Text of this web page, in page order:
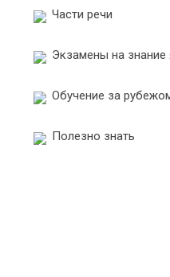
Части речи
Экзамены на знание
Обучение за
Полезно знать